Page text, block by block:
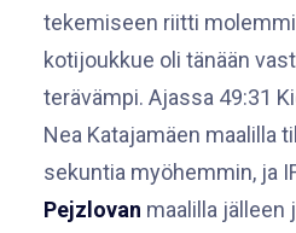
tekemiseen riitti
kotijoukkue oli tänään
terävämpi. Ajassa 49:31
Nea Katajamäen maalilla
sekuntia myöhemmin, ja
Pejzlovan maalilla jälleen